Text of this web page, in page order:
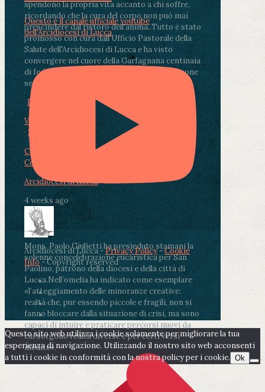
spendono la propria vita accanto a chi soffre,
ricordando che la cura del corpo non può mai
prescindere dal ristoro dell'anima..Tutto è stato
promosso con cura dall'Ufficio Pastorale della
Salute dell'Arcidiocesi di Lucca e ha visto
convergere nel cuore della Garfagnana centinaia
di fedeli, operatori sanitari, volontari e persone
segnate dalla malattia.
Photo
View on Facebook
· Share
Condividi su Facebook
Condividi su LinkedIn
Arcidiocesi di Lucca
4 weeks ago
Mons. Paolo Giulietti ha presieduto stamani la
solenne concelebrazione eucaristica per San
Paolino, patrono della diocesi e della città di
Lucca.Nell’omelia ha indicato come esemplare
«l’atteggiamento delle minoranze creative:
realtà che, pur essendo piccole e fragili, non si
fanno bloccare dalla situazione di crisi, ma sono
capaci di intuire e praticare percorsi nuovi da
cui sorgono realtà diverse e per certi versi
inedite».
Questo è il canale ufficiale youtube
dell'Arcidiocesi di Lucca
Arcidiocesi di Lucca -Privacy Policy-Cookie
Info- Copyright reserved
Questo sito web utilizza i cookie solamente per migliorare la tua
esperienza di navigazione. Utilizzando il nostro sito web acconsenti
a tutti i cookie in conformità con la nostra policy per i cookie. Ok